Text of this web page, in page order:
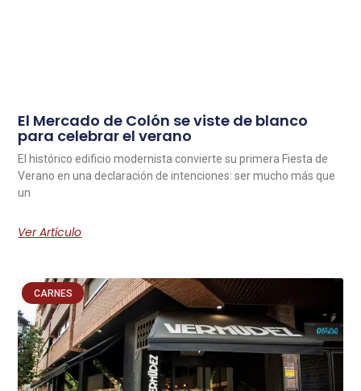
El Mercado de Colón se viste de blanco
para celebrar el verano
El histórico edificio modernista convierte su primera Fiesta de
Verano en una declaración de intenciones: ser mucho más que
un
Ver Artículo
CARNES